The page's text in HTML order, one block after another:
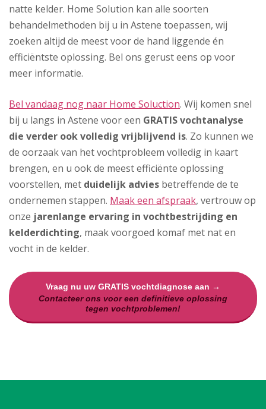
natte kelder. Home Solution kan alle soorten
behandelmethoden bij u in Astene toepassen, wij
zoeken altijd de meest voor de hand liggende én
efficiëntste oplossing. Bel ons gerust eens op voor
meer informatie.
Bel vandaag nog naar Home Soluction. Wij komen snel
bij u langs in Astene voor een GRATIS vochtanalyse
die verder ook volledig vrijblijvend is. Zo kunnen we
de oorzaak van het vochtprobleem volledig in kaart
brengen, en u ook de meest efficiënte oplossing
voorstellen, met duidelijk advies betreffende de te
ondernemen stappen. Maak een afspraak, vertrouw op
onze jarenlange ervaring in vochtbestrijding en
kelderdichting, maak voorgoed komaf met nat en
vocht in de kelder.
Vraag nu uw GRATIS vochtdiagnose aan →
Contacteer ons voor een definitieve oplossing
tegen vochtproblemen!